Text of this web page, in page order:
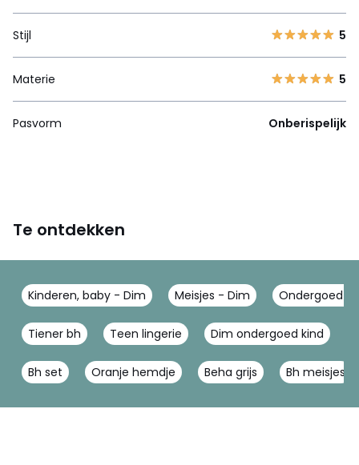
Stijl 5
Materie 5
Pasvorm Onberispelijk
Te ontdekken
Kinderen, baby - Dim Meisjes - Dim Ondergoed -
Tiener bh Teen lingerie Dim ondergoed kind
Bh set Oranje hemdje Beha grijs Bh meisjes